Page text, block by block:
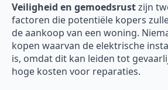
Veiligheid en gemoedsrustzijn
factoren die potentiële kopers
de aankoop van een woning.
kopen waarvan de elektrische
is, omdat dit kan leiden tot
hoge kosten voor reparaties.